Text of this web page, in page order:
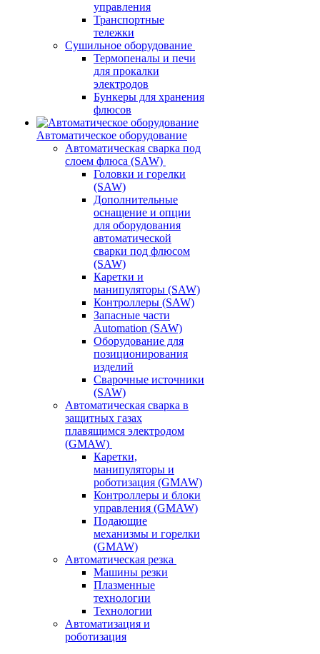
управления
Транспортные
тележки
Сушильное оборудование
Термопеналы и печи
для прокалки
электродов
Бункеры для хранения
флюсов
Автоматическое оборудование
Автоматическая сварка под
слоем флюса (SAW)
Головки и горелки
(SAW)
Дополнительные
оснащение и опции
для оборудования
автоматической
сварки под флюсом
(SAW)
Каретки и
манипуляторы (SAW)
Контроллеры (SAW)
Запасные части
Automation (SAW)
Оборудование для
позиционирования
изделий
Сварочные источники
(SAW)
Автоматическая сварка в
защитных газах
плавящимся электродом
(GMAW)
Каретки,
манипуляторы и
роботизация (GMAW)
Контроллеры и блоки
управления (GMAW)
Подающие
механизмы и горелки
(GMAW)
Автоматическая резка
Машины резки
Плазменные
технологии
Технологии
Автоматизация и
роботизация